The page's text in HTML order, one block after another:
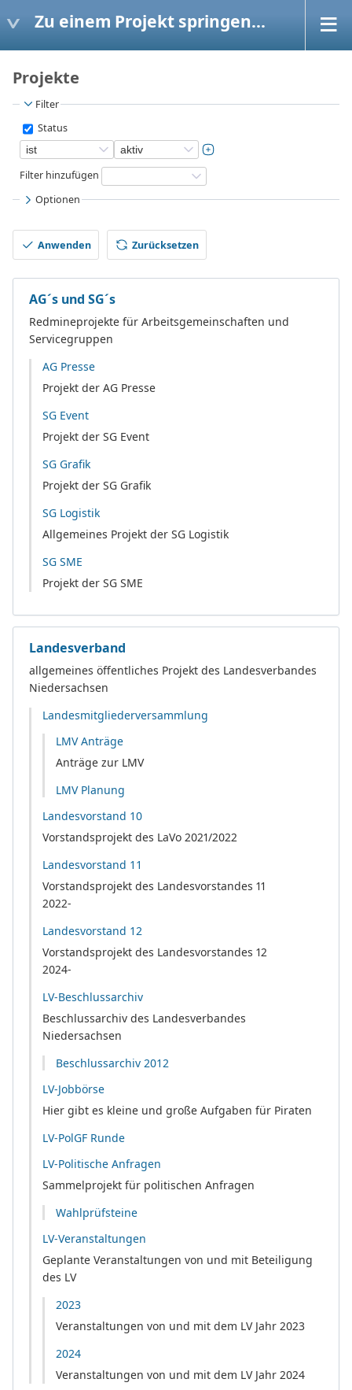
Zu einem Projekt springen...
Projekte
Filter
Status
Filter hinzufügen
Optionen
Anwenden Zurücksetzen
AG´s und SG´s
Redmineprojekte für Arbeitsgemeinschaften und
Servicegruppen
AG Presse
Projekt der AG Presse
SG Event
Projekt der SG Event
SG Grafik
Projekt der SG Grafik
SG Logistik
Allgemeines Projekt der SG Logistik
SG SME
Projekt der SG SME
Landesverband
allgemeines öffentliches Projekt des Landesverbandes
Niedersachsen
Landesmitgliederversammlung
LMV Anträge
Anträge zur LMV
LMV Planung
Landesvorstand 10
Vorstandsprojekt des LaVo 2021/2022
Landesvorstand 11
Vorstandsprojekt des Landesvorstandes 11
2022-
Landesvorstand 12
Vorstandsprojekt des Landesvorstandes 12
2024-
LV-Beschlussarchiv
Beschlussarchiv des Landesverbandes
Niedersachsen
Beschlussarchiv 2012
LV-Jobbörse
Hier gibt es kleine und große Aufgaben für Piraten
LV-PolGF Runde
LV-Politische Anfragen
Sammelprojekt für politischen Anfragen
Wahlprüfsteine
LV-Veranstaltungen
Geplante Veranstaltungen von und mit Beteiligung
des LV
2023
Veranstaltungen von und mit dem LV Jahr 2023
2024
Veranstaltungen von und mit dem LV Jahr 2024